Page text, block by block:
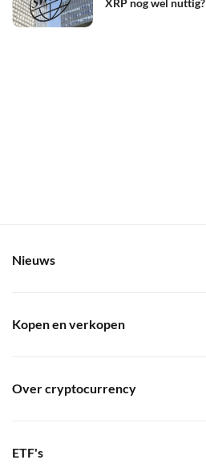
XRP nog wel nuttig?
Nieuws
Kopen en verkopen
Over cryptocurrency
ETF's